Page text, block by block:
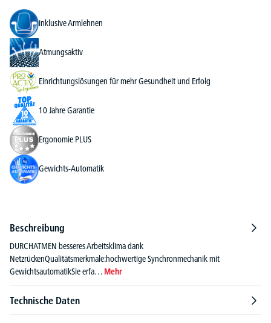
inklusive Armlehnen
Atmungsaktiv
Einrichtungslösungen für mehr Gesundheit und Erfolg
10 Jahre Garantie
Ergonomie PLUS
Gewichts-Automatik
Beschreibung
DURCHATMEN besseres Arbeitsklima dank
NetzrückenQualitätsmerkmale:hochwertige Synchronmechanik mit
GewichtsautomatikSie erfa… Mehr
Technische Daten